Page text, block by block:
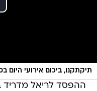
תיקתקנו, ביכום אירועי היום
ההפסד לריאל מדריד